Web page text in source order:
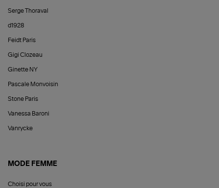
Serge Thoraval
d1928
Feidt Paris
Gigi Clozeau
Ginette NY
Pascale Monvoisin
Stone Paris
Vanessa Baroni
Vanrycke
MODE FEMME
Choisi pour vous